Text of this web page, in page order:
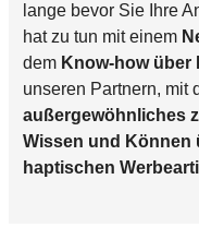
lange bevor Sie Ihre
hat zu tun mit einem
dem Know-how
unseren Partnern, mit
außergewöhnliches
Wissen und Können
haptischen